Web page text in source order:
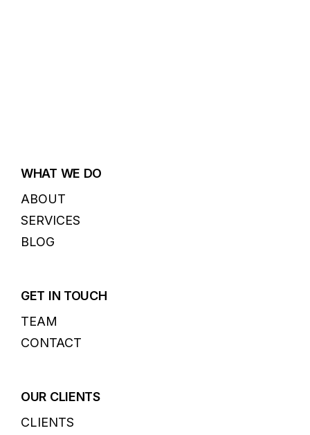
WHAT WE DO
ABOUT
SERVICES
BLOG
GET IN TOUCH
TEAM
CONTACT
OUR CLIENTS
CLIENTS